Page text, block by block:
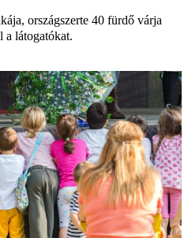
országszerte 40 fürdő várja
a látogatókat.